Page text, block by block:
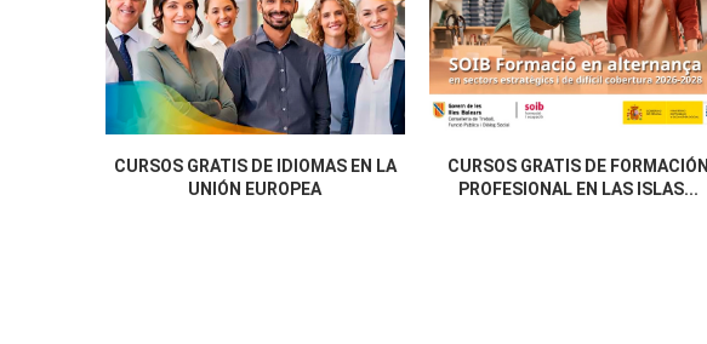
CURSOS GRATIS DE IDIOMAS EN LA
UNIÓN EUROPEA
CURSOS GRATIS DE FORMACIÓN
PROFESIONAL EN LAS ISLAS...